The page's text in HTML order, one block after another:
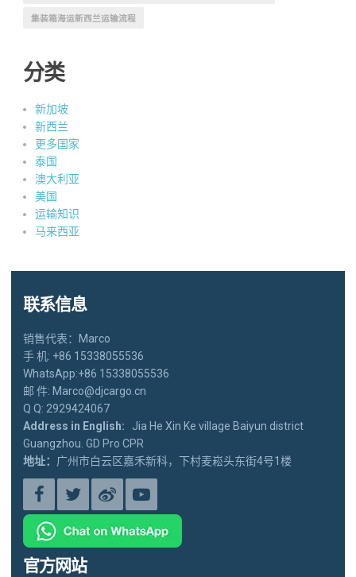
集装箱海运新西兰运输流程
分类
新加坡
新西兰
更多国家
泰国
澳大利亚
美国
运输知识
马来西亚
联系信息
销售代表：Marco
手 机: +86 15338055536
WhatsApp:+86 15338055536
邮 件: Marco@djcargo.cn
Q Q: 2929424067
Address in English: Jia He Xin Ke village Baiyun district
Guangzhou. GD Pro CPR
地址： 广州市白云区嘉禾新科，下村麦崧头东街4号1楼
官方网站